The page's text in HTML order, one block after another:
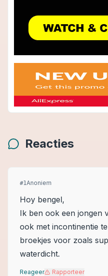
Reacties
#1Anoniem
Hoy bengel,
Ik ben ook een jongen
ook met incontinentie
broekjes voor zoals
waterdicht.
Reageer Rapporteer